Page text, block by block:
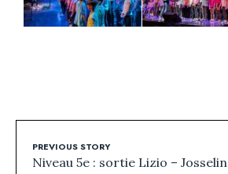
PREVIOUS STORY
Niveau 5e : sortie Lizio – Josselin